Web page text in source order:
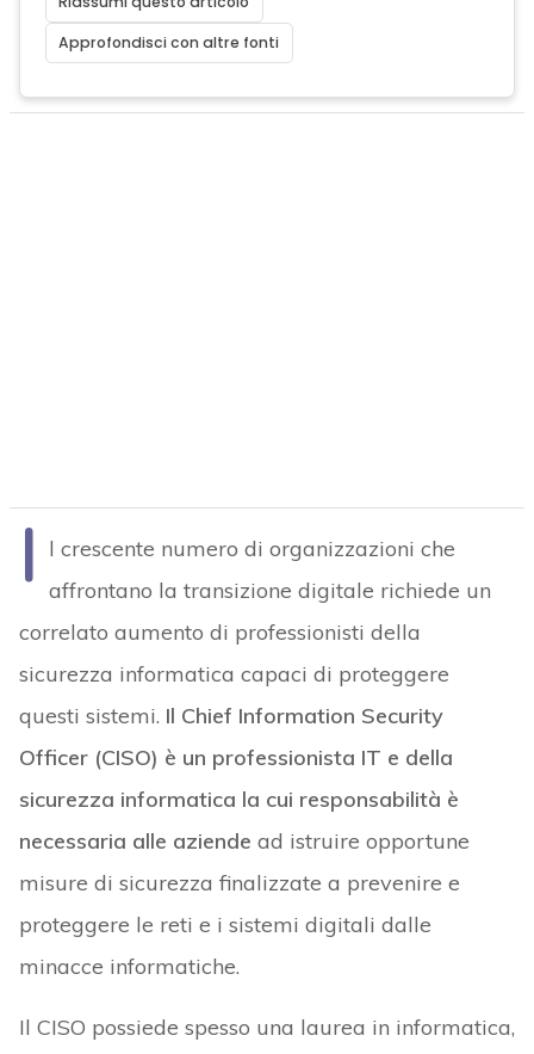
Approfondisci con altre fonti
I
l crescente numero di organizzazioni che
affrontano la transizione digitale richiede un
correlato aumento di professionisti della
sicurezza informatica capaci di proteggere
questi sistemi. Il Chief Information Security
Officer (CISO) è un professionista IT e della
sicurezza informatica la cui responsabilità è
necessaria alle aziende ad istruire opportune
misure di sicurezza finalizzate a prevenire e
proteggere le reti e i sistemi digitali dalle
minacce informatiche.
Il CISO possiede spesso una laurea in informatica,